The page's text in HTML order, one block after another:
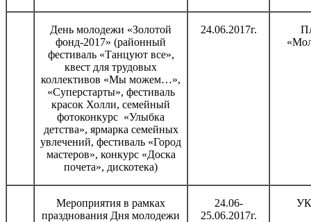
День молодежи «Золотой
фонд-2017» (районный
фестиваль «Танцуют все»,
квест для трудовых
коллективов «Мы можем…»,
«Суперстарты», фестиваль
красок Холли, семейный
фотоконкурс «Улыбка
детства», ярмарка семейных
увлечений, фестиваль «Город
мастеров», конкурс «Доска
почета», дискотека)
24.06.2017г.
Мероприятия в рамках
празднования Дня молодежи
24.06-
25.06.2017г.
УК